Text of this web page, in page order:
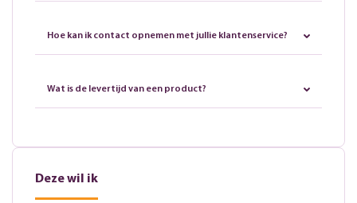
Hoe kan ik contact opnemen met jullie klantenservice?
Wat is de levertijd van een product?
Deze wil ik